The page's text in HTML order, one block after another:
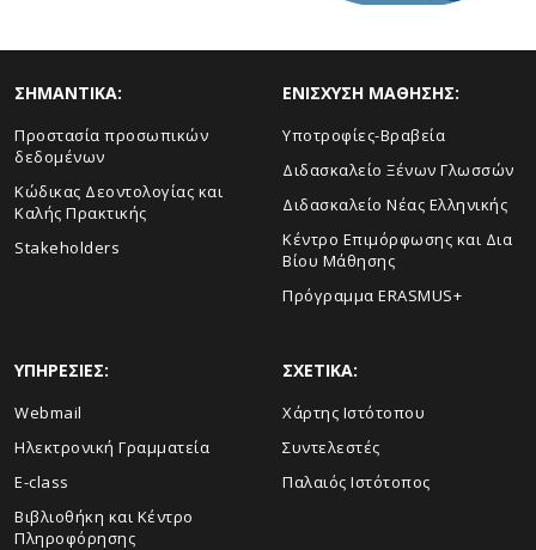
ΣHMANTIKA:
Προστασία προσωπικών
δεδομένων
Κώδικας Δεοντολογίας και
Καλής Πρακτικής
Stakeholders
ΕΝΙΣΧΥΣΗ ΜΑΘΗΣΗΣ:
Yποτροφίες-Βραβεία
Διδασκαλείο Ξένων Γλωσσών
Διδασκαλείο Νέας Ελληνικής
Κέντρο Επιμόρφωσης και Δια
Βίου Μάθησης
Πρόγραμμα ERASMUS+
ΥΠΗΡΕΣΙΕΣ:
Webmail
Ηλεκτρονική Γραμματεία
E-class
Βιβλιοθήκη και Κέντρο
Πληροφόρησης
ΣΧΕΤΙΚΑ:
Xάρτης Ιστότοπου
Συντελεστές
Παλαιός Ιστότοπος